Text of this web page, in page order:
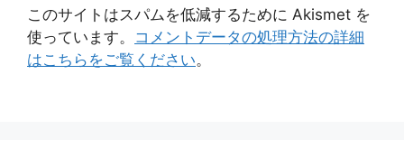
このサイトはスパムを低減するために Akismet を
使っています。 コメントデータの処理方法の詳細
はこちらをご覧ください。